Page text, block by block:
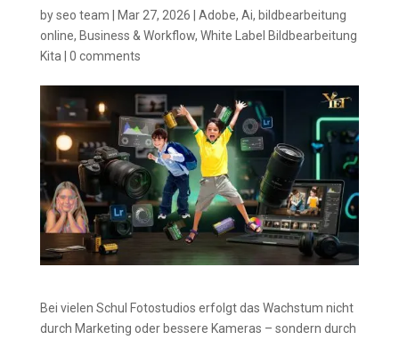
byseo team Mar 27, 2026 Adobe, Ai, bildbearbeitung
online, Business & Workflow, White Label Bildbearbeitung
Kita
0 comments
Bei vielen Schul Fotostudios erfolgt das Wachstum nicht
durch Marketing oder bessere Kameras – sondern durch